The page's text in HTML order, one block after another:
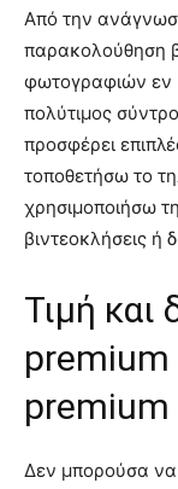
Από την
παρακολούθηση
φωτογραφιών εν
πολύτιμος
προσφέρει
τοποθετήσω το
χρησιμοποιήσω
βιντεοκλήσεις ή
Τιμή και
premium
premium
Δεν μπορούσα